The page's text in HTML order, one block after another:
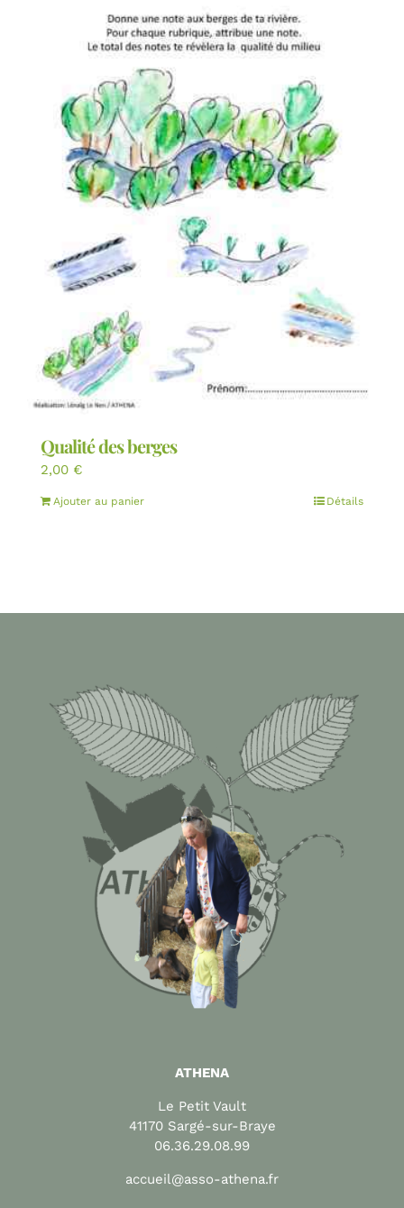
Qualité des berges
2,00 €
Ajouter au panier Détails
ATHENA
Le Petit Vault
41170 Sargé-sur-Braye
06.36.29.08.99
accueil@asso-athena.fr